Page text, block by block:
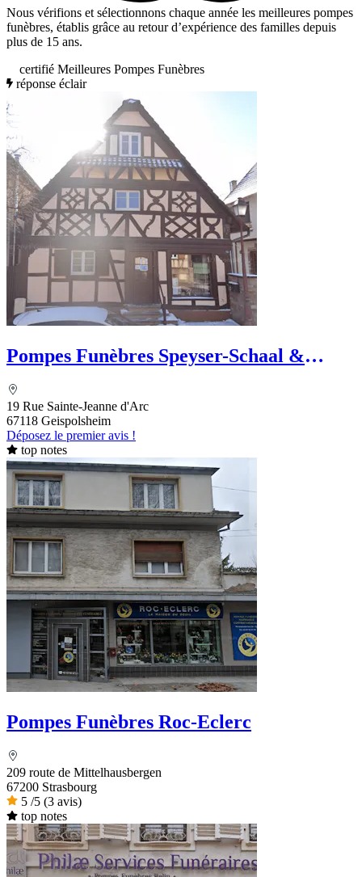
Nous vérifions et sélectionnons chaque année les meilleures pompes
funèbres, établis grâce au retour d’expérience des familles depuis
plus de 15 ans.
certifié Meilleures Pompes Funèbres
réponse éclair
Pompes Funèbres Speyser-Schaal &
19 Rue Sainte-Jeanne d'Arc
67118 Geispolsheim
Déposez le premier avis !
top notes
Pompes Funèbres Roc-Eclerc
209 route de Mittelhausbergen
67200 Strasbourg
5 /5 (3 avis)
top notes